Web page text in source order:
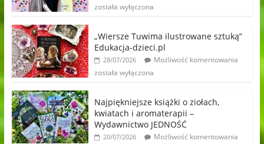
została wyłączona
„Wiersze Tuwima ilustrowane sztuką”
Edukacja-dzieci.pl
28/07/2026
Możliwość komentowania
została wyłączona
Najpiękniejsze książki o ziołach,
kwiatach i aromaterapii –
Wydawnictwo JEDNOŚĆ
20/07/2026
Możliwość komentowania